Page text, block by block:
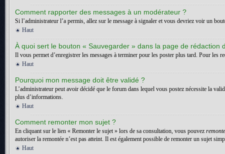
Comment rapporter des messages à un modérateur ?
Si l’administrateur l’a permis, allez sur le message à signaler et vous devriez voir un
Haut
À quoi sert le bouton « Sauvegarder » dans la page de rédaction
Il vous permet d’enregistrer les messages à terminer pour les poster plus tard. Pour les
Haut
Pourquoi mon message doit être validé ?
L’administrateur peut avoir décidé que le forum dans lequel vous postez nécessite la
plus d’informations.
Haut
Comment remonter mon sujet ?
En cliquant sur le lien « Remonter le sujet » lors de sa consultation, vous pouvez
autoriser la remontée n’est pas atteint. Il est également possible de remonter un sujet
Haut